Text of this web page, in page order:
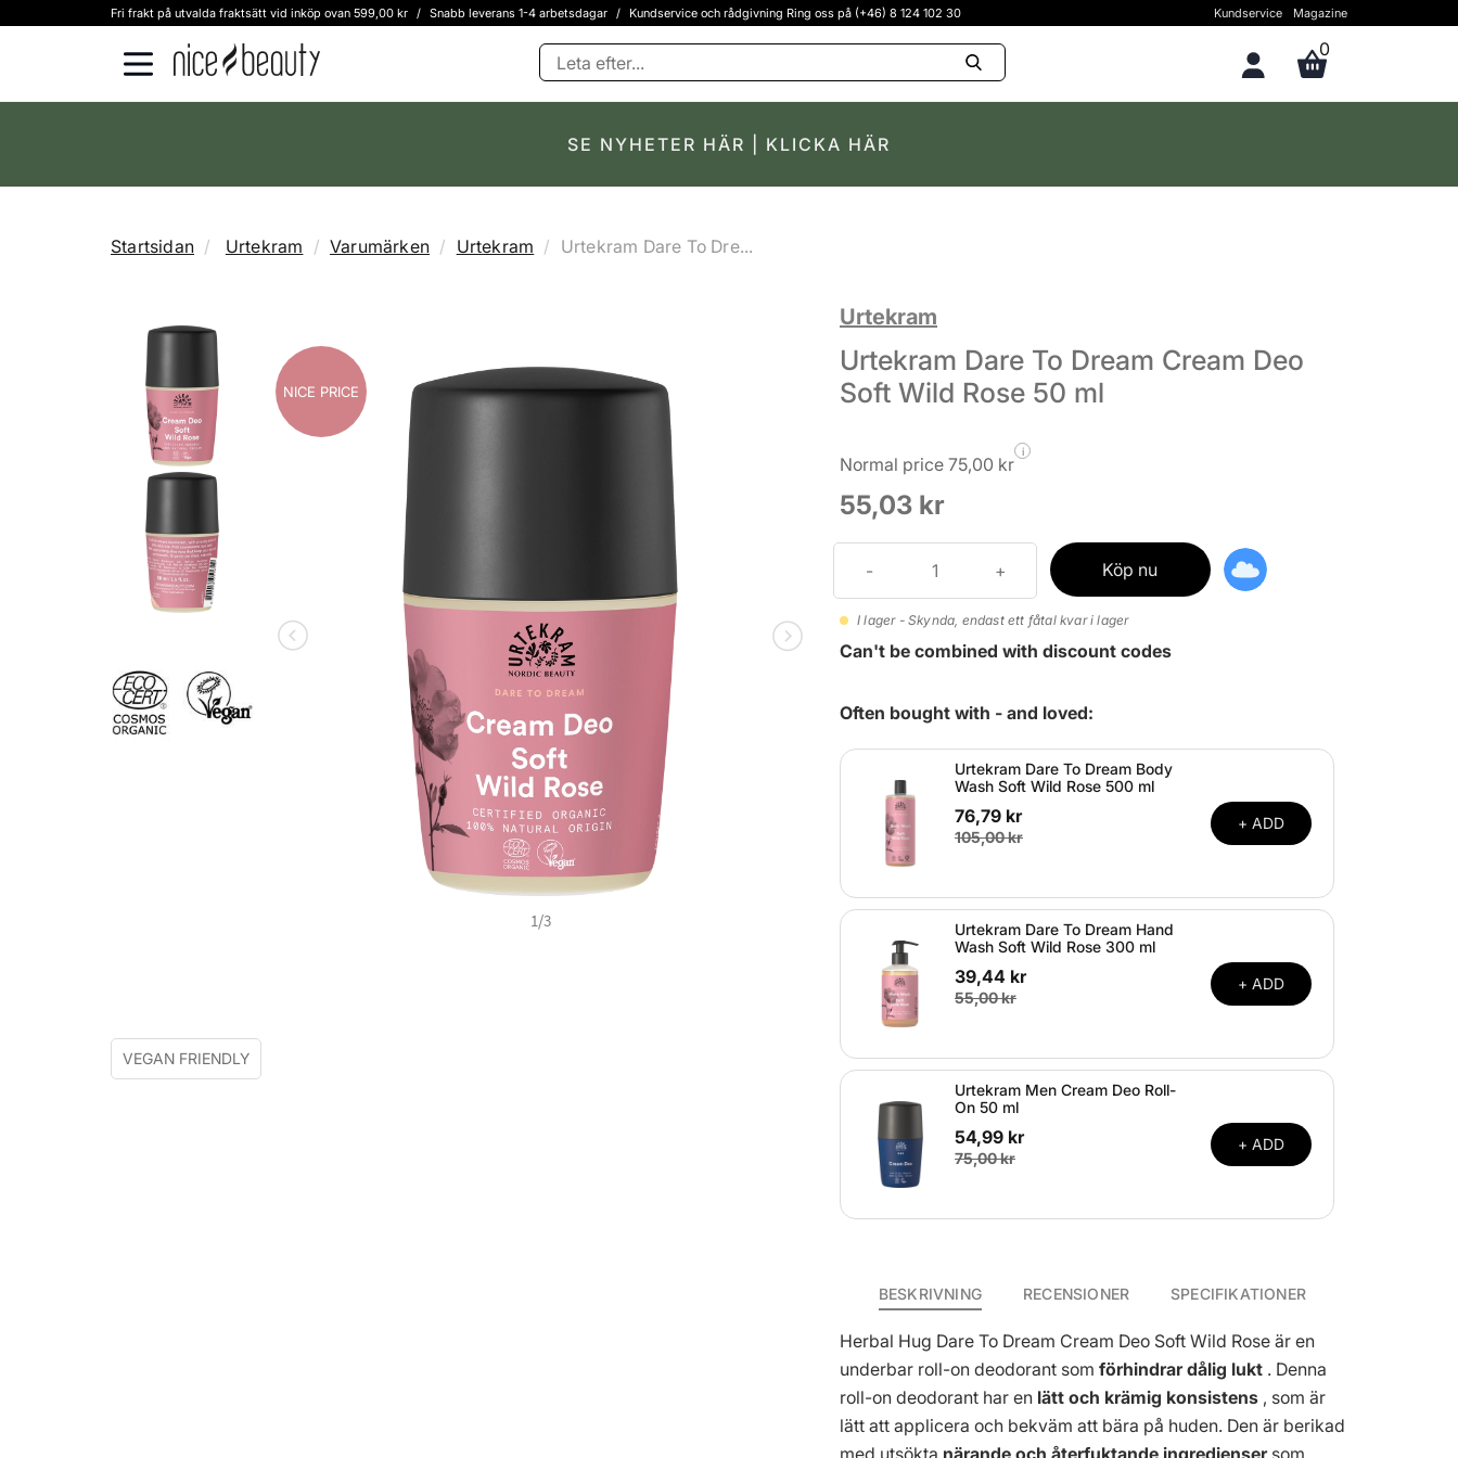
Fri frakt på utvalda fraktsätt vid inköp ovan 599,00 kr / Snabb leverans 1-4 arbetsdagar / Kundservice och rådgivning Ring oss på (+46) 8 124 102 30 Kundservice Magazine
0
SE NYHETER HÄR | KLICKA HÄR
Startsidan Urtekram Varumärken Urtekram Urtekram Dare To Dre...
NICE PRICE
NICE PRICE
NICE PRICE
1/3
VEGAN FRIENDLY
Urtekram
Urtekram Dare To Dream Cream Deo
Soft Wild Rose 50 ml
Normal price 75,00 kr
i
55,03 kr
Köp nu
I lager - Skynda, endast ett fåtal kvar i lager
Can't be combined with discount codes
Often bought with - and loved:
Urtekram Dare To Dream Body
Wash Soft Wild Rose 500 ml
76,79 kr
105,00 kr
+ ADD
Urtekram Dare To Dream Hand
Wash Soft Wild Rose 300 ml
39,44 kr
55,00 kr
+ ADD
Urtekram Men Cream Deo Roll-
On 50 ml
54,99 kr
75,00 kr
+ ADD
BESKRIVNING RECENSIONER SPECIFIKATIONER
Herbal Hug Dare To Dream Cream Deo Soft Wild Rose är en
underbar roll-on deodorant som förhindrar dålig lukt . Denna
roll-on deodorant har en lätt och krämig konsistens , som är
lätt att applicera och bekväm att bära på huden. Den är berikad
med utsökta närande och återfuktande ingredienser som